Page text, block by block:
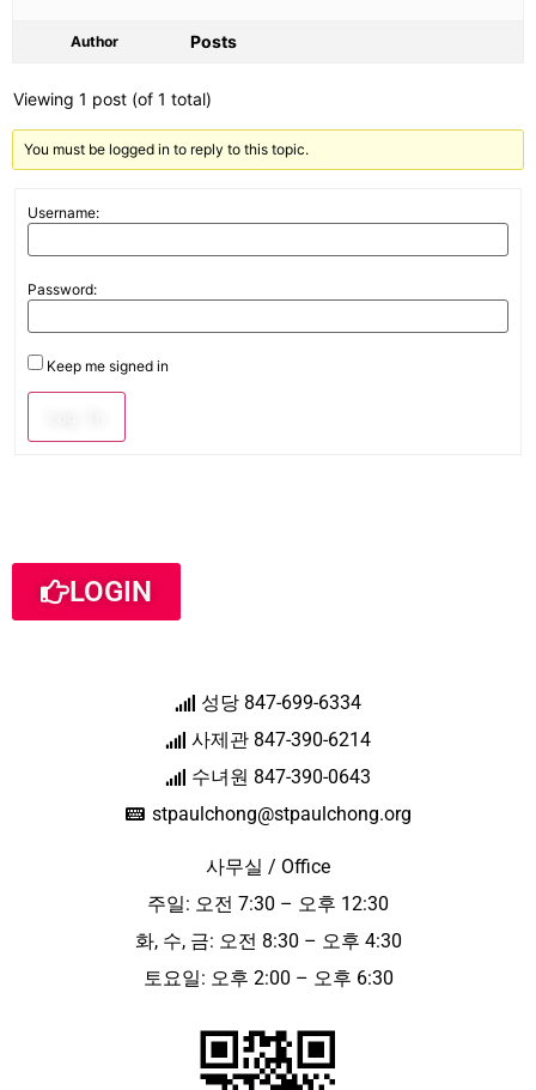
Author Posts
Viewing 1 post (of 1 total)
You must be logged in to reply to this topic.
Username:
Password:
Keep me signed in
LOGIN
성당 847-699-6334
사제관 847-390-6214
수녀원 847-390-0643
stpaulchong@stpaulchong.org
사무실 / Office
주일: 오전 7:30 – 오후 12:30
화, 수, 금: 오전 8:30 – 오후 4:30
토요일: 오후 2:00 – 오후 6:30